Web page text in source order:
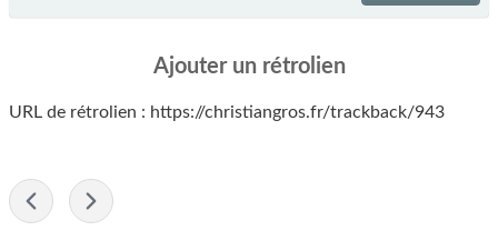
Ajouter un rétrolien
URL de rétrolien : https://christiangros.fr/trackback/943